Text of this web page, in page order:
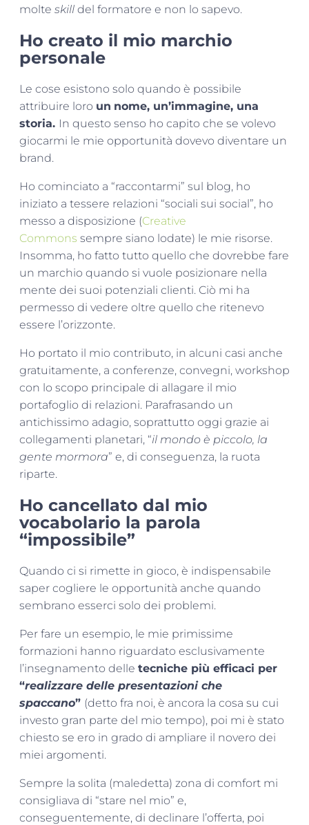
molte skill del formatore e non lo sapevo.
Ho creato il mio marchio
personale
Le cose esistono solo quando è possibile
attribuire loro un nome, un’immagine, una
storia. In questo senso ho capito che se volevo
giocarmi le mie opportunità dovevo diventare un
brand.
Ho cominciato a “raccontarmi” sul blog, ho
iniziato a tessere relazioni “sociali sui social”, ho
messo a disposizione (Creative
Commons sempre siano lodate) le mie risorse.
Insomma, ho fatto tutto quello che dovrebbe fare
un marchio quando si vuole posizionare nella
mente dei suoi potenziali clienti. Ciò mi ha
permesso di vedere oltre quello che ritenevo
essere l’orizzonte.
Ho portato il mio contributo, in alcuni casi anche
gratuitamente, a conferenze, convegni, workshop
con lo scopo principale di allagare il mio
portafoglio di relazioni. Parafrasando un
antichissimo adagio, soprattutto oggi grazie ai
collegamenti planetari, “il mondo è piccolo, la
gente mormora” e, di conseguenza, la ruota
riparte.
Ho cancellato dal mio
vocabolario la parola
“impossibile”
Quando ci si rimette in gioco, è indispensabile
saper cogliere le opportunità anche quando
sembrano esserci solo dei problemi.
Per fare un esempio, le mie primissime
formazioni hanno riguardato esclusivamente
l’insegnamento delle tecniche più efficaci per
“realizzare delle presentazioni che
spaccano” (detto fra noi, è ancora la cosa su cui
investo gran parte del mio tempo), poi mi è stato
chiesto se ero in grado di ampliare il novero dei
miei argomenti.
Sempre la solita (maledetta) zona di comfort mi
consigliava di “stare nel mio” e,
conseguentemente, di declinare l’offerta, poi